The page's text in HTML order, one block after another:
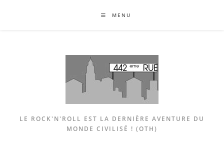
MENU
LE ROCK'N'ROLL EST LA DERNIÈRE AVENTURE DU
MONDE CIVILISÉ ! (OTH)